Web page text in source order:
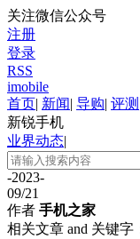
关注微信公众号
注册
登录
RSS
imobile
首页| 新闻| 导购| 评测
新锐手机
业界动态|
-2023-
09/21
作者 手机之家
相关文章 and 关键字